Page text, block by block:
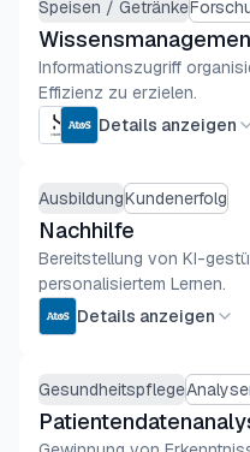
Speisen / Getränke
Informationszugriff
Effizienz zu erzielen.
Details anzeigen
AusbildungKundenerfolg
Nachhilfe
Bereitstellung von KI-
personalisiertem Lernen.
Details anzeigen
Gesundheitspflege